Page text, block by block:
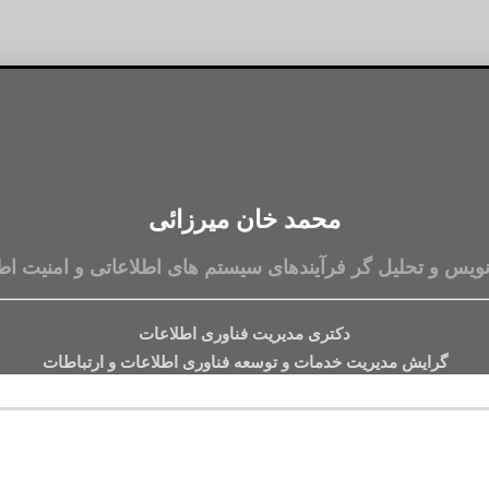
محمد خان میرزائی
و تحلیل گر فرآیندهای سیستم های اطلاعاتی و امنیت
دکتری مدیریت فناوری اطلاعات
گرایش مدیریت خدمات و توسعه فناوری اطلاعات و ارتباطات